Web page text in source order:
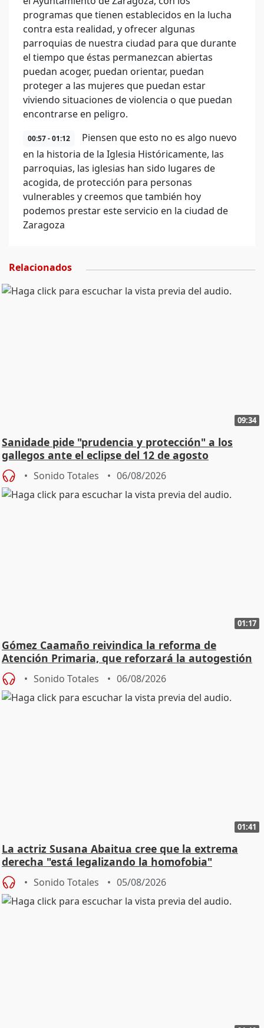
programas que tienen establecidos en la lucha
contra esta realidad, y ofrecer algunas
parroquias de nuestra ciudad para que durante
el tiempo que éstas permanezcan abiertas
puedan acoger, puedan orientar, puedan
proteger a las mujeres que puedan estar
viviendo situaciones de violencia o que puedan
encontrarse en peligro.
00:57 - 01:12
Piensen que esto no es algo nuevo
en la historia de la Iglesia Históricamente, las
parroquias, las iglesias han sido lugares de
acogida, de protección para personas
vulnerables y creemos que también hoy
podemos prestar este servicio en la ciudad de
Zaragoza
Relacionados
09:34
Sanidade pide "prudencia y protección" a los
gallegos ante el eclipse del 12 de agosto
Sonido Totales 06/08/2026
01:17
Gómez Caamaño reivindica la reforma de
Atención Primaria, que reforzará la autogestión
Sonido Totales 06/08/2026
01:41
La actriz Susana Abaitua cree que la extrema
derecha "está legalizando la homofobia"
Sonido Totales 05/08/2026